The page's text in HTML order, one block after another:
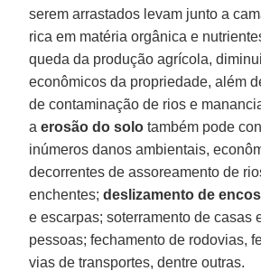
serem arrastados levam junto a
rica em matéria orgânica e
queda da produção agrícola,
econômicos da propriedade, além
de contaminação de rios e
a erosão do solo também pode
inúmeros danos ambientais,
decorrentes de assoreamento de
enchentes;deslizamento de
e escarpas; soterramento de casas
pessoas; fechamento de rodovias,
vias de transportes, dentre outras.